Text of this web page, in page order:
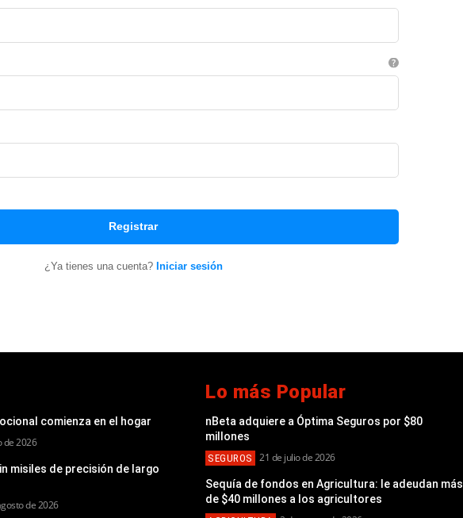
Registrar
¿Ya tienes una cuenta? Iniciar sesión
comienza en el hogar
de 2026
misiles de precisión de largo
de 2026
Lo más Popular
nBeta adquiere a Óptima Seguros por $80
millones
SEGUROS 21 de julio de 2026
Sequía de fondos en Agricultura: le adeudan más
de $40 millones a los agricultores